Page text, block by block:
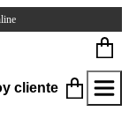
cliente